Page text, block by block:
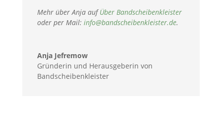
Mehr über Anja aufÜber Bandscheibenkleister
oder per Mail: info@bandscheibenkleister.de.
Anja Jefremow
Gründerin und Herausgeberin von
Bandscheibenkleister